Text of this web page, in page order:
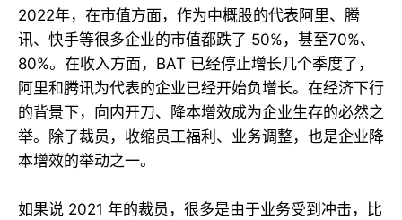
2022年，在市值方面，作为中概股的代表阿里、腾
讯、快手等很多企业的市值都跌了 50%，甚至70%、
80%。在收入方面，BAT 已经停止增长几个季度了，
阿里和腾讯为代表的企业已经开始负增长。在经济下行
的背景下，向内开刀、降本增效成为企业生存的必然之
举。除了裁员，收缩员工福利、业务调整，也是企业降
本增效的举动之一。
如果说 2021 年的裁员，很多是由于业务受到冲击，比